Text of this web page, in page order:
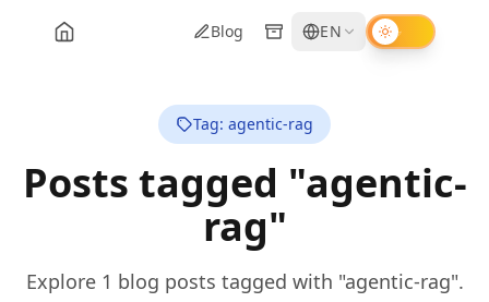
Minh Phu Pham - Home
Blog EN
Tag: agentic-rag
Posts tagged "agentic-
rag"
Explore 1 blog posts tagged with "agentic-rag".